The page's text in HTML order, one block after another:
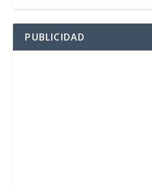
PUBLICIDAD